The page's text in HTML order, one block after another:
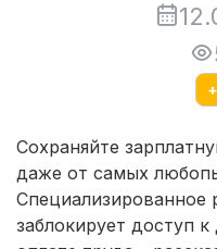
+
Сохраняйте
даже от самых
Специализированное
заблокирует доступ